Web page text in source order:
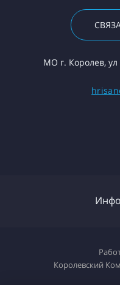
МО г. Королев,
Королевский